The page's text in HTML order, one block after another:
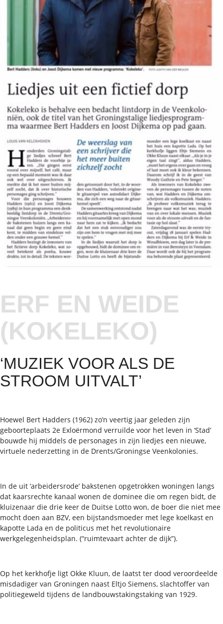
ERF EN WEIDE
(KOKELEKO)
‘MUZIEK VOOR ALS DE
STROOM UITVALT’
Hoewel Bert Hadders (1962) zo’n veertig jaar geleden zijn
geboorteplaats 2e Exloërmond verruilde voor het leven in ‘Stad’
bouwde hij middels de personages in zijn liedjes een nieuwe,
virtuele nederzetting in de Drents/Groningse Veenkolonies.
In de uit ‘arbeidersrode’ bakstenen opgetrokken woningen langs
dat kaarsrechte kanaal wonen de dominee die om regen bidt, de
kluizenaar die drie keer de Duitse Lotto won, de boer die niet mee
mocht doen aan BZV, een bijstandsmoeder met lege koelkast en
kapotte Lada en de politicus met het revolutionaire
werkgelegenheidsplan. (“ruimtevaart achter de dijk”).
Op het kerkhofje ligt Okke Kluun, de laatst ter dood veroordeelde
misdadiger van Groningen naast Eltjo Siemens, slachtoffer van
politiegeweld tijdens de landbouwstakingstaking van 1929.